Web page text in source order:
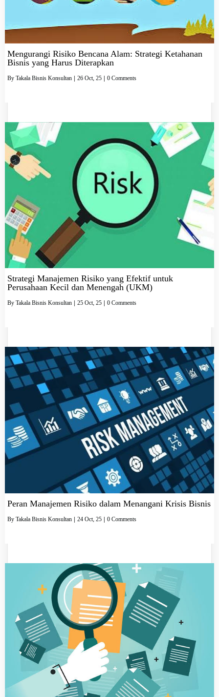
Mengurangi Risiko Bencana Alam: Strategi Ketahanan
Bisnis yang Harus Diterapkan
By Takala Bisnis Konsultan | 26 Oct, 25 | 0 Comments
Strategi Manajemen Risiko yang Efektif untuk
Perusahaan Kecil dan Menengah (UKM)
By Takala Bisnis Konsultan 25 Oct, 25 0 Comments
Peran Manajemen Risiko dalam Menangani Krisis Bisnis
By Takala Bisnis Konsultan 24 Oct, 25 0 Comments